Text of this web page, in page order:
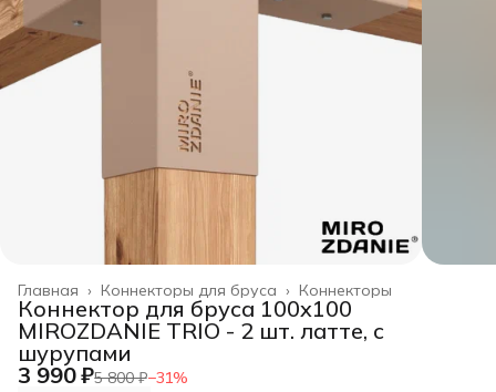
Коннекторы
Коннекторы для бруса ›
Главная ›
Коннектор для бруса 100x100
MIROZDANIE TRIO - 2 шт. латте, с
шурупами
3 990 ₽5 800 ₽−31%